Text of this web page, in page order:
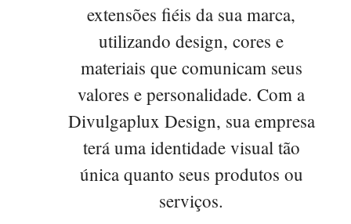
extensões fiéis da sua marca,
utilizando design, cores e
materiais que comunicam seus
valores e personalidade. Com a
Divulgaplux Design, sua empresa
terá uma identidade visual tão
única quanto seus produtos ou
serviços.